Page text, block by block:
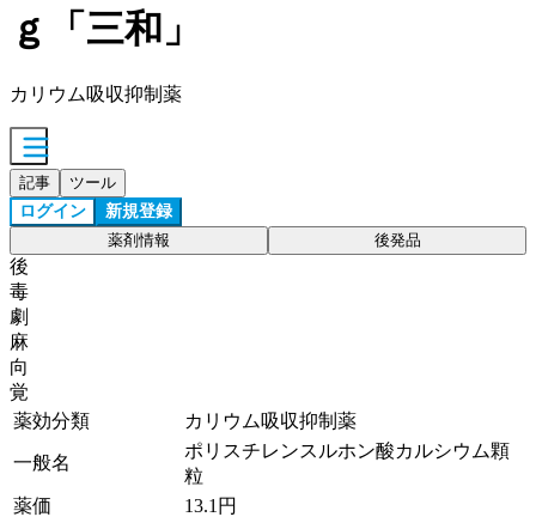
ｇ「三和」
カリウム吸収抑制薬
記事 ツール
ログイン 新規登録
薬剤情報 後発品
後
毒
劇
麻
向
覚
薬効分類
カリウム吸収抑制薬
一般名
ポリスチレンスルホン酸カルシウム顆
粒
薬価
13.1 円